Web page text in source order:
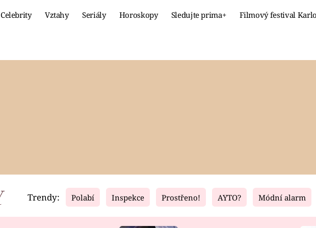
Celebrity Vztahy Seriály Horoskopy Sledujte prima+ Filmový festival
Video Fresh Living
Trendy: Polabí Inspekce Prostřeno! AYTO? Módní alarm